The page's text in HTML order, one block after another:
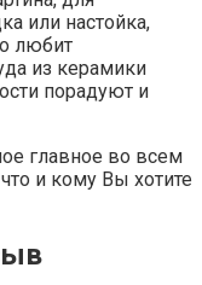
или настойка,
любит
из керамики
порадуют и
главное во всем
и кому Вы хотите